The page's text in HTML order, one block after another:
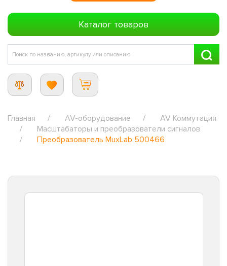
Каталог товаров
Главная AV-оборудование
AV Коммутация
Масштабаторы и преобразователи сигналов
Преобразователь MuxLab 500466